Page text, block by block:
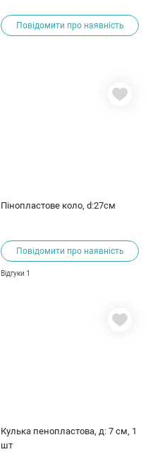
Повідомити про наявність
Пінопластове коло, d:27см
Повідомити про наявність
Відгуки 1
Кулька пенопластова, д: 7 см, 1
шт